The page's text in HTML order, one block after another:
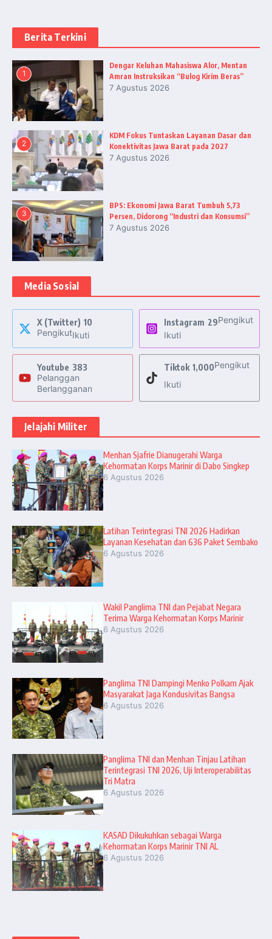
Berita Terkini
1
Dengar Keluhan Mahasiswa Alor, Mentan
Amran Instruksikan “Bulog Kirim Beras”
7 Agustus 2026
2
KDM Fokus Tuntaskan Layanan Dasar dan
Konektivitas Jawa Barat pada 2027
7 Agustus 2026
3
BPS: Ekonomi Jawa Barat Tumbuh 5,73
Persen, Didorong “Industri dan Konsumsi”
7 Agustus 2026
Media Sosial
X (Twitter) 10
PengikutIkuti
Instagram 29Pengikut
Ikuti
Youtube 383
Pelanggan
Berlangganan
Tiktok 1,000Pengikut
Ikuti
Jelajahi Militer
Menhan Sjafrie Dianugerahi Warga
Kehormatan Korps Marinir di Dabo Singkep
6 Agustus 2026
Latihan Terintegrasi TNI 2026 Hadirkan
Layanan Kesehatan dan 636 Paket Sembako
6 Agustus 2026
Wakil Panglima TNI dan Pejabat Negara
Terima Warga Kehormatan Korps Marinir
6 Agustus 2026
Panglima TNI Dampingi Menko Polkam Ajak
Masyarakat Jaga Kondusivitas Bangsa
6 Agustus 2026
Panglima TNI dan Menhan Tinjau Latihan
Terintegrasi TNI 2026, Uji Interoperabilitas
Tri Matra
6 Agustus 2026
KASAD Dikukuhkan sebagai Warga
Kehormatan Korps Marinir TNI AL
6 Agustus 2026